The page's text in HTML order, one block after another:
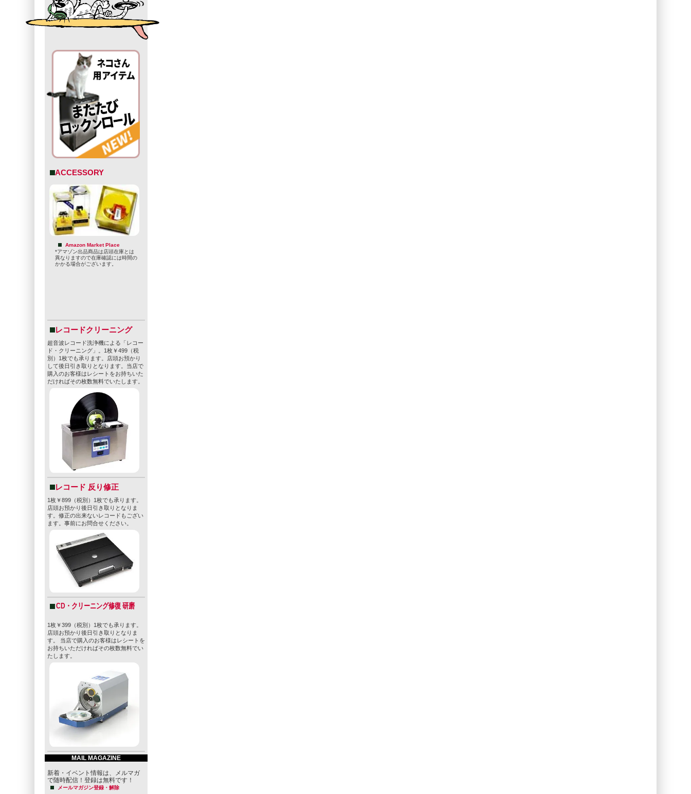
ACCESSORY
Amazon Market Place
*アマゾン出品商品は店頭在庫とは
異なりますので在庫確認には時間の
かかる場合がございます。
レコードクリーニング
超音波レコード洗浄機による「レコー
ド・クリーニング」。1枚￥499（税
別）1枚でも承ります。店頭お預かり
して後日引き取りとなります。当店で
購入のお客様はレシートをお持ちいた
だければその枚数無料でいたします。
レコード 反り修正
1枚￥899（税別）1枚でも承ります。
店頭お預かり後日引き取りとなりま
す。修正の出来ないレコードもござい
ます。事前にお問合せください。
CD・クリーニング修復 研磨
1枚￥399（税別）1枚でも承ります。
店頭お預かり後日引き取りとなりま
す。 当店で購入のお客様はレシートを
お持ちいただければその枚数無料でい
たします。
MAIL MAGAZINE
新着・イベント情報は、メルマガ
で随時配信！登録は無料です！
メールマガジン登録・解除